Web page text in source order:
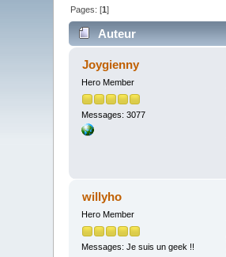
Pages: [1]
Auteur
Joygienny
Hero Member
Messages: 3077
willyho
Hero Member
Messages: Je suis un geek !!